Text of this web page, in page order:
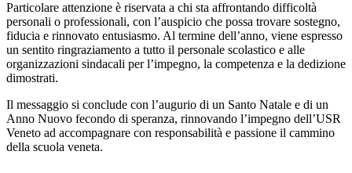
Particolare attenzione è riservata a chi sta affrontando difficoltà
personali o professionali, con l’auspicio che possa trovare sostegno,
fiducia e rinnovato entusiasmo. Al termine dell’anno, viene espresso
un sentito ringraziamento a tutto il personale scolastico e alle
organizzazioni sindacali per l’impegno, la competenza e la dedizione
dimostrati.
Il messaggio si conclude con l’augurio di un Santo Natale e di un
Anno Nuovo fecondo di speranza, rinnovando l’impegno dell’USR
Veneto ad accompagnare con responsabilità e passione il cammino
della scuola veneta.